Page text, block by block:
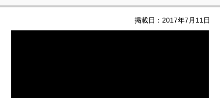
掲載日：2017年7月11日